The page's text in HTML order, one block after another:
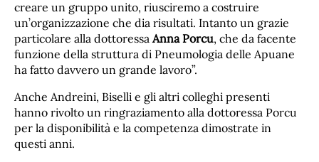
creare un gruppo unito, riusciremo a costruire
un’organizzazione che dia risultati. Intanto un grazie
particolare alla dottoressa Anna Porcu, che da facente
funzione della struttura di Pneumologia delle Apuane
ha fatto davvero un grande lavoro”.
Anche Andreini, Biselli e gli altri colleghi presenti
hanno rivolto un ringraziamento alla dottoressa Porcu
per la disponibilità e la competenza dimostrate in
questi anni.